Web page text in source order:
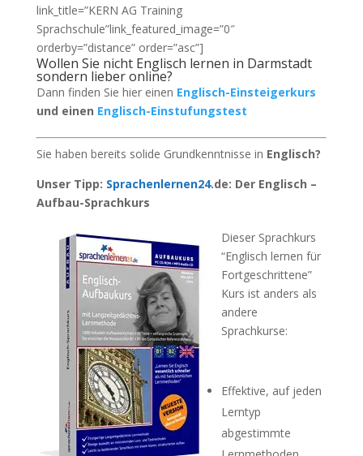
link_title=”KERN AG Training
Sprachschule”link_featured_image=”0″
orderby=”distance” order=”asc”]
Wollen Sie nicht Englisch lernen in Darmstadt
sondern lieber online?
Dann finden Sie hier einen Englisch-Einsteigerkurs
und einen Englisch-Einstufungstest
Sie haben bereits solide Grundkenntnisse in Englisch?
Unser Tipp: Sprachenlernen24.de: Der Englisch –
Aufbau-Sprachkurs
Dieser Sprachkurs
“Englisch lernen für
Fortgeschrittene”
Kurs ist anders als
andere
Sprachkurse:
Effektive, auf jeden
Lerntyp
abgestimmte